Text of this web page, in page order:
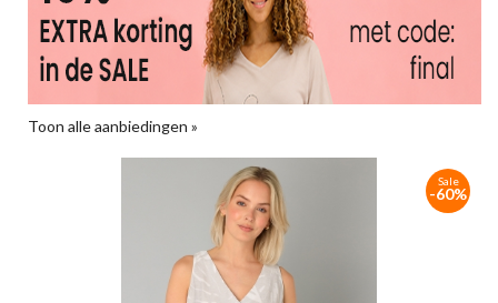
Toon alle aanbiedingen »
Sale
-60%